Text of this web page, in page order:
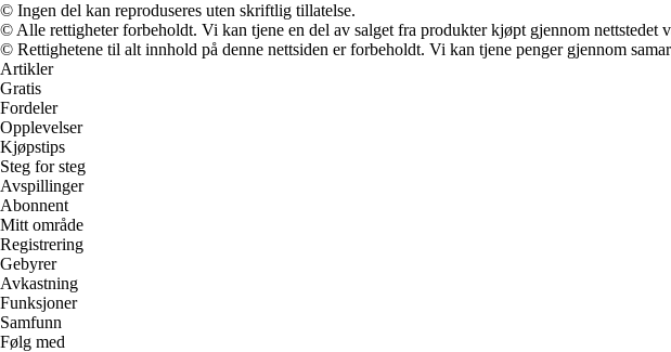
© Ingen del kan reproduseres uten skriftlig tillatelse.
© Alle rettigheter forbeholdt. Vi kan tjene en del av salget fra produkter kjøpt gjennom nettstedet
© Rettighetene til alt innhold på denne nettsiden er forbeholdt. Vi kan tjene penger gjennom
Artikler
Gratis
Fordeler
Opplevelser
Kjøpstips
Steg for steg
Avspillinger
Abonnent
Mitt område
Registrering
Gebyrer
Avkastning
Funksjoner
Samfunn
Følg med